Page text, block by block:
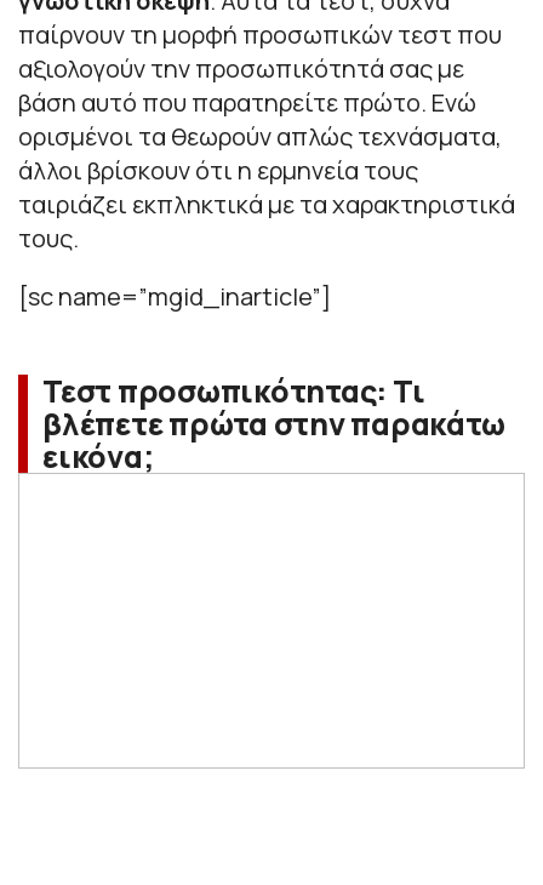
παίρνουν τη μορφή προσωπικών τεστ που
αξιολογούν την προσωπικότητά σας με
βάση αυτό που παρατηρείτε πρώτο. Ενώ
ορισμένοι τα θεωρούν απλώς τεχνάσματα,
άλλοι βρίσκουν ότι η ερμηνεία τους
ταιριάζει εκπληκτικά με τα χαρακτηριστικά
τους.
[sc name=”mgid_inarticle”]
Τεστ προσωπικότητας: Τι
βλέπετε πρώτα στην παρακάτω
εικόνα;